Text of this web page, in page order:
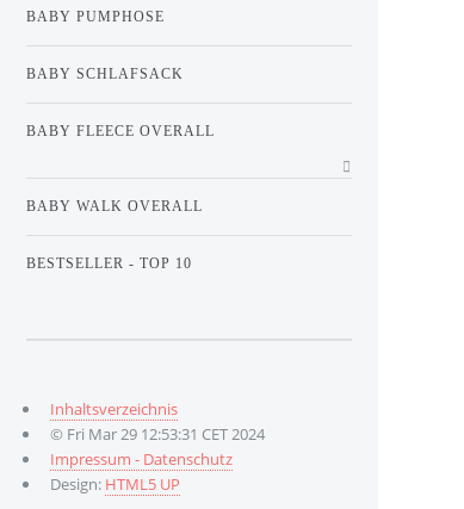
BABY PUMPHOSE
BABY SCHLAFSACK
BABY FLEECE OVERALL
BABY WALK OVERALL
BESTSELLER - TOP 10
Inhaltsverzeichnis
© Fri Mar 29 12:53:31 CET 2024
Impressum - Datenschutz
Design: HTML5 UP